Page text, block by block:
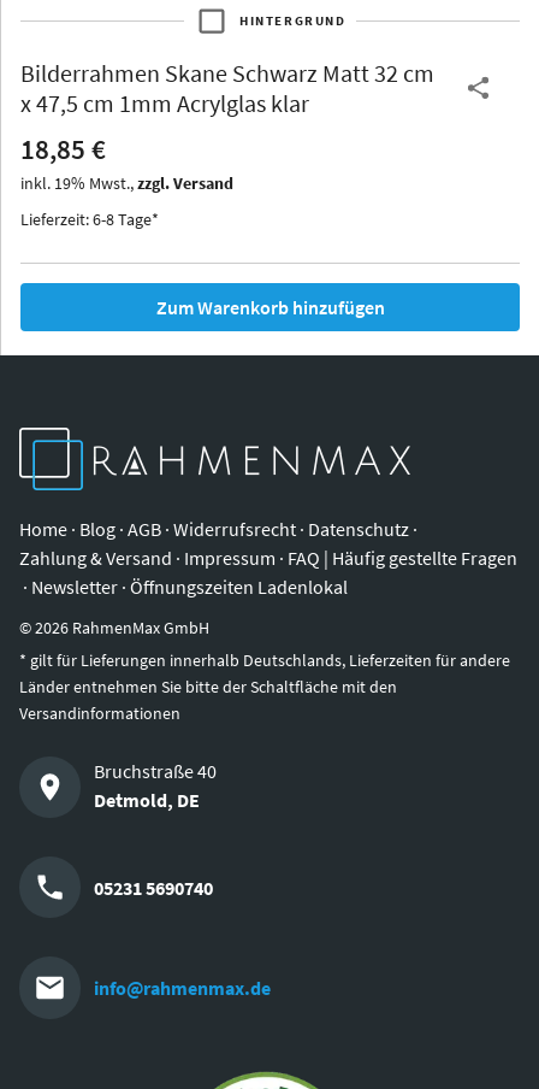
Iowa
HINTERGRUND
Bilderrahmen Skane Schwarz Matt 32 cm
x 47,5 cm 1mm Acrylglas klar
18,85 €
inkl. 19% Mwst.,zzgl. Versand
Lieferzeit: 6-8 Tage*
Zum Warenkorb hinzufügen
Home · Blog · AGB · Widerrufsrecht · Datenschutz ·
Zahlung & Versand · Impressum · FAQ | Häufig gestellte Fragen
· Newsletter · Öffnungszeiten Ladenlokal
©2026 RahmenMax GmbH
* gilt für Lieferungen innerhalb Deutschlands, Lieferzeiten für andere
Länder entnehmen Sie bitte der Schaltfläche mit den
Versandinformationen
Bruchstraße 40
Detmold, DE
05231 5690740
info@rahmenmax.de